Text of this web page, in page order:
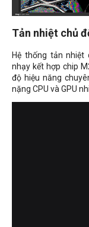
Tản nhiệt chủ
Hệ thống tản
nhạy kết hợp chip
độ hiệu năng
nặng CPU và GPU